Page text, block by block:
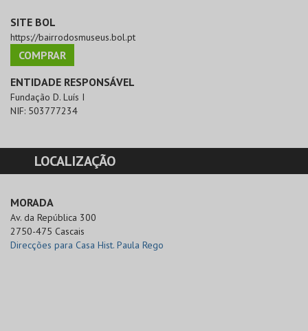
SITE BOL
https://bairrodosmuseus.bol.pt
COMPRAR
ENTIDADE RESPONSÁVEL
Fundação D. Luís I
NIF: 503777234
LOCALIZAÇÃO
MORADA
Av. da República 300
2750-475 Cascais
Direcções para Casa Hist. Paula Rego